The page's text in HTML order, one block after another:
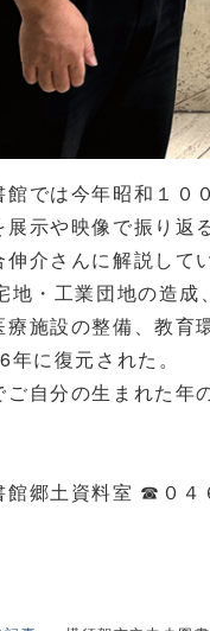
では今年昭和１０
示や映像で振り返
介さんに解説し
地・工業団地の造
施設の整備、教
に復元された。
自分の生まれた
館郷土資料室 ☎０４